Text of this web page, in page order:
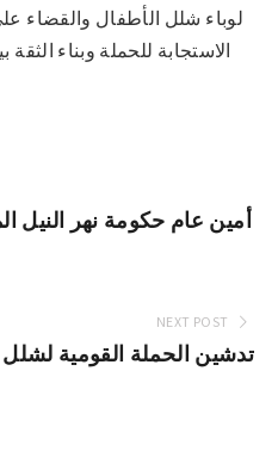
لوباء شلل الأطفال والقضاء
الاستجابة للحملة وبناء
أمين عام حكومة نهر النيل
NEXT POST
تدشين الحملة القومية لشلل